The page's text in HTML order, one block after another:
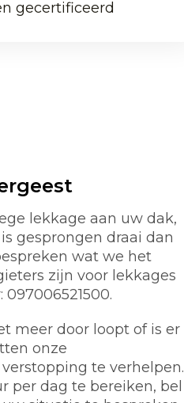
gecertificeerd
lekkage aan uw dak,
gesprongen draai dan
wat we het
zijn voor lekkages
meer door loopt of is er
onze
te verhelpen.
per dag te bereiken, bel